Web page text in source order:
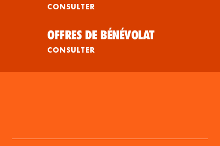
CONSULTER
OFFRES DE BÉNÉVOLAT
CONSULTER